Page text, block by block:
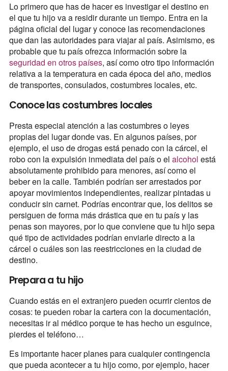
Lo primero que has de hacer es investigar el destino en
el que tu hijo va a residir durante un tiempo. Entra en la
página oficial del lugar y conoce las recomendaciones
que dan las autoridades para viajar al país. Asimismo, es
probable que tu país ofrezca información sobre la
seguridad en otros países, así como otro tipo información
relativa a la temperatura en cada época del año, medios
de transportes, consulados, costumbres locales, etc.
Conoce las costumbres locales
Presta especial atención a las costumbres o leyes
propias del lugar donde vas. En algunos países, por
ejemplo, el uso de drogas está penado con la cárcel, el
robo con la expulsión inmediata del país o el alcohol está
absolutamente prohibido para menores, así como el
beber en la calle. También podrían ser arrestados por
apoyar movimientos independientes, realizar pintadas u
conducir sin carnet. Podrías encontrar que, los delitos se
persiguen de forma más drástica que en tu país y las
penas son mayores, por lo que conviene que tu hijo sepa
qué tipo de actividades podrían enviarle directo a la
cárcel o cuáles son las reestricciones en la ciudad de
destino.
Prepara a tu hijo
Cuando estás en el extranjero pueden ocurrir cientos de
cosas: te pueden robar la cartera con la documentación,
necesitas ir al médico porque te has hecho un esguince,
pierdes el teléfono…
Es importante hacer planes para cualquier contingencia
que pueda acontecer a tu hijo como, por ejemplo, hacer